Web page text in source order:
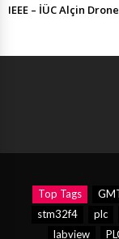
IEEE – İÜC Alçin
Top Tags
stm32f4
plc
labview